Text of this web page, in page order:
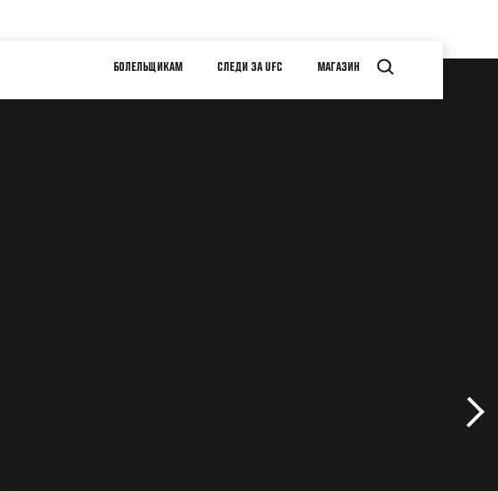
БОЛЕЛЬЩИКАМ СЛЕДИ ЗА UFC МАГАЗИН